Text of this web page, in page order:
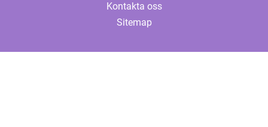
Kontakta oss
Sitemap